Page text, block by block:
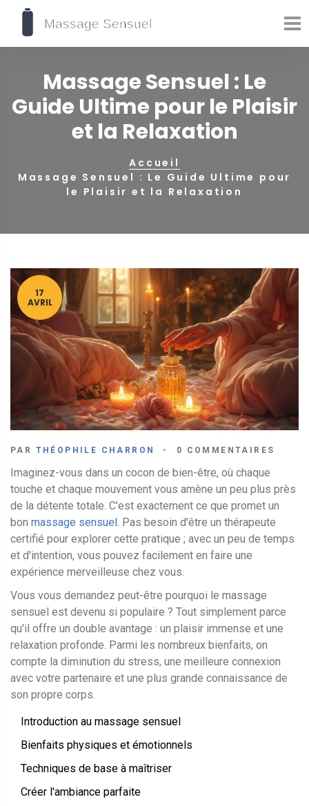
Massage Sensuel : Le
Guide Ultime pour le Plaisir
et la Relaxation
Accueil
Massage Sensuel : Le Guide Ultime pour
le Plaisir et la Relaxation
17
AVRIL
PAR THÉOPHILE CHARRON 0 COMMENTAIRES
Imaginez-vous dans un cocon de bien-être, où chaque
touche et chaque mouvement vous amène un peu plus près
de la détente totale. C'est exactement ce que promet un
bon massage sensuel. Pas besoin d'être un thérapeute
certifié pour explorer cette pratique ; avec un peu de temps
et d'intention, vous pouvez facilement en faire une
expérience merveilleuse chez vous.
Vous vous demandez peut-être pourquoi le massage
sensuel est devenu si populaire ? Tout simplement parce
qu'il offre un double avantage : un plaisir immense et une
relaxation profonde. Parmi les nombreux bienfaits, on
compte la diminution du stress, une meilleure connexion
avec votre partenaire et une plus grande connaissance de
son propre corps.
Introduction au massage sensuel
Bienfaits physiques et émotionnels
Techniques de base à maîtriser
Créer l'ambiance parfaite